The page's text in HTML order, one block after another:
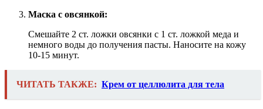
Маска с овсянкой:
Смешайте 2 ст. ложки овсянки с 1 ст. ложкой меда и
немного воды до получения пасты. Наносите на кожу
10-15 минут.
ЧИТАТЬ ТАКЖЕ: Крем от целлюлита для тела